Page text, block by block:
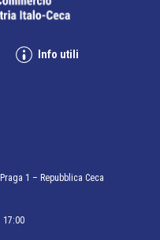
Info utili
1 – Repubblica Ceca
17:00